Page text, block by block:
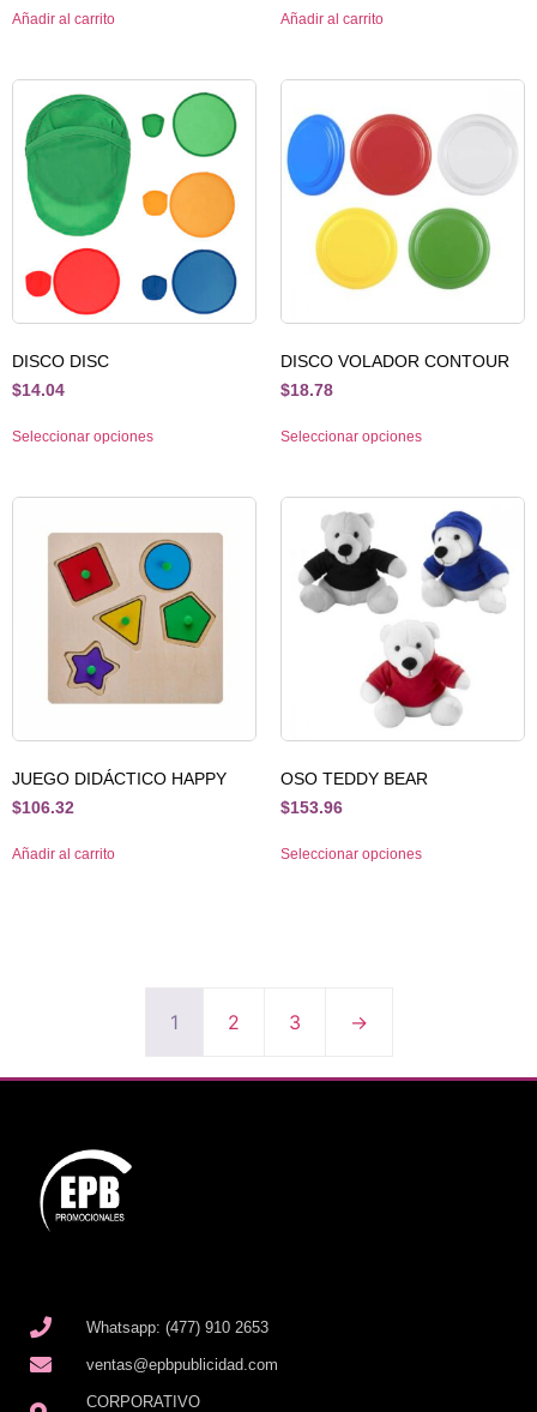
Añadir al carrito Añadir al carrito
DISCO DISC
$14.04
Seleccionar opciones
DISCO VOLADOR CONTOUR
$18.78
Seleccionar opciones
JUEGO DIDÁCTICO HAPPY
$106.32
Añadir al carrito
OSO TEDDY BEAR
$153.96
Seleccionar opciones
1 2 3 →
Whatsapp: (477) 910 2653
ventas@epbpublicidad.com
CORPORATIVO